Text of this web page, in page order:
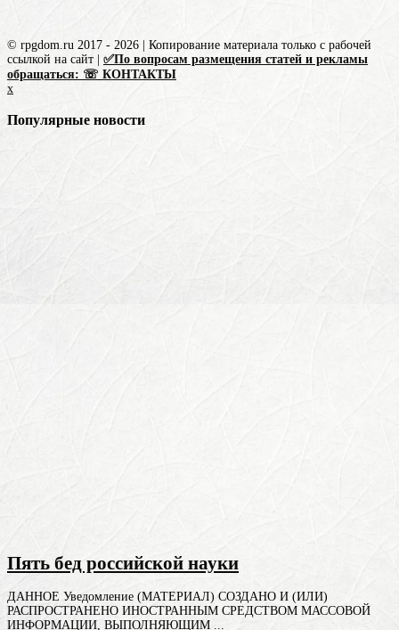
© rpgdom.ru 2017 - 2026 | Копирование материала только с рабочей
ссылкой на сайт | ✅По вопросам размещения статей и рекламы
обращаться: ☏ КОНТАКТЫ
x
Популярные новости
Пять бед российской науки
ДАННОЕ Уведомление (МАТЕРИАЛ) СОЗДАНО И (ИЛИ)
РАСПРОСТРАНЕНО ИНОСТРАННЫМ СРЕДСТВОМ МАССОВОЙ
ИНФОРМАЦИИ, ВЫПОЛНЯЮЩИМ ...